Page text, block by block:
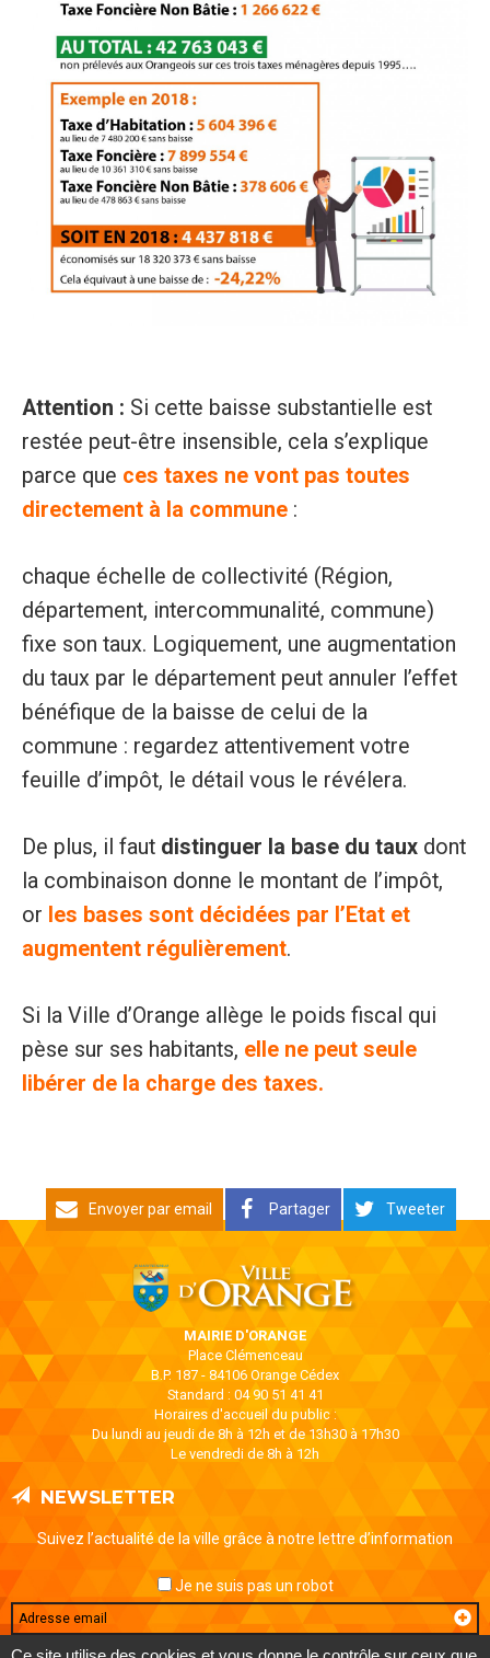
Attention : Si cette baisse substantielle est
restée peut-être insensible, cela s’explique
parce que ces taxes ne vont pas toutes
directement à la commune:
chaque échelle de collectivité (Région,
département, intercommunalité, commune)
fixe son taux. Logiquement, une augmentation
du taux par le département peut annuler l’effet
bénéfique de la baisse de celui de la
commune : regardez attentivement votre
feuille d’impôt, le détail vous le révélera.
De plus, il fautdistinguer la base du tauxdont
la combinaison donne le montant de l’impôt,
or les bases sont décidées par l’Etat et
augmentent régulièrement.
Si la Ville d’Orange allège le poids fiscal qui
pèse sur ses habitants, elle ne peut seule
libérer de la charge des taxes.
Envoyer par email Partager Tweeter
MAIRIE D'ORANGE
Place Clémenceau
B.P. 187 - 84106 Orange Cédex
Standard : 04 90 51 41 41
Horaires d'accueil du public :
Du lundi au jeudi de 8h à 12h et de 13h30 à 17h30
Le vendredi de 8h à 12h
NEWSLETTER
Suivez l’actualité de la ville grâce à notre lettre d’information
Je ne suis pas un robot
Email